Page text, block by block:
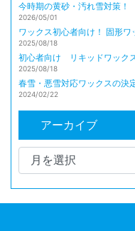
今時期の黄砂・汚れ雪対策！
2026/05/01
ワックス初心者向け！ 固形ワ
2025/08/18
初心者向け リキッドワック
2025/08/18
春雪・悪雪対応ワックスの決
2024/02/22
アーカイブ